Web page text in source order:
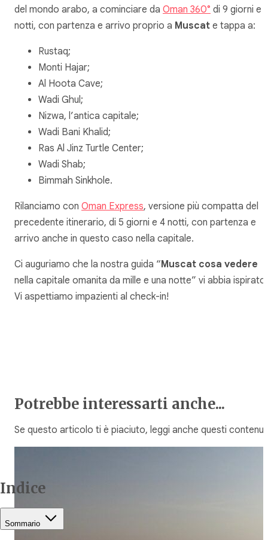
del mondo arabo, a cominciare da Oman 360° di 9 giorni e
notti, con partenza e arrivo proprio a Muscat e tappa a:
Rustaq;
Monti Hajar;
Al Hoota Cave;
Wadi Ghul;
Nizwa, l’antica capitale;
Wadi Bani Khalid;
Ras Al Jinz Turtle Center;
Wadi Shab;
Bimmah Sinkhole.
Rilanciamo con Oman Express, versione più compatta del
precedente itinerario, di 5 giorni e 4 notti, con partenza e
arrivo anche in questo caso nella capitale.
Ci auguriamo che la nostra guida “Muscat cosa vedere
nella capitale omanita da mille e una notte” vi abbia ispirato.
Vi aspettiamo impazienti al check-in!
Indice
Sommario
Potrebbe interessarti anche...
Se questo articolo ti è piaciuto, leggi anche questi